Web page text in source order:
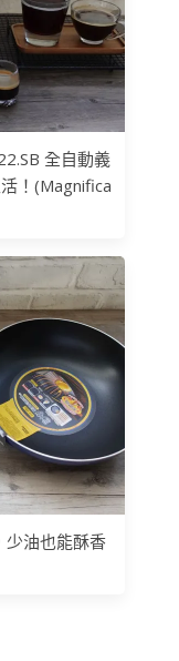
全自動義
！(Magnifica
少油也能酥香